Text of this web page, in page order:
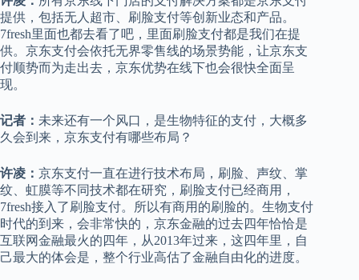
提供，包括无人超市、刷脸支付等创新业态和产品。
7fresh里面也都去看了吧，里面刷脸支付都是我们在提
供。京东支付会依托无界零售线的场景势能，让京东支
付顺势而为走出去，京东优势在线下也会很快全面呈
现。
记者： 未来还有一个风口，是生物特征的支付，大概多
久会到来，京东支付有哪些布局？
许凌： 京东支付一直在进行技术布局，刷脸、声纹、掌
纹、虹膜等不同技术都在研究，刷脸支付已经商用，
7fresh接入了刷脸支付。所以有商用的刷脸的。生物支付
时代的到来，会非常快的，京东金融的过去四年恰恰是
互联网金融最火的四年，从2013年过来，这四年里，自
己最大的体会是，整个行业高估了金融自由化的进度。